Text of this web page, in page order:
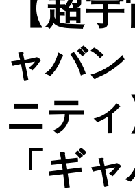
【超
ャバ
ニテ
「ギ